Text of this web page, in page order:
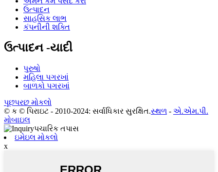
ઉત્પાદન
સાહસિક લાભ
કંપનીની શક્તિ
ઉત્પાદન -યાદી
પુરુષો
મહિલા પગરખાં
બાળકો પગરખાં
પૂછપરછ મોકલો
© ક © પિરાઇટ - 2010-2024: સર્વાધિકાર સુરક્ષિત.સ્થળ - એ.એમ.પી.
મોબાઇલ
ઇમેઇલ મોકલો
x